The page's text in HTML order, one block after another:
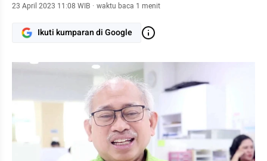
23 April 2023 11:08 WIB · waktu baca 1 menit
Ikuti kumparan di Google